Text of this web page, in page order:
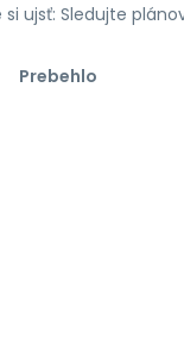
ujsť: Sledujte
Prebehlo